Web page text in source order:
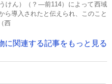
けん）（？―前114）によって西域
ら導入されたと伝えられ、このこと
西
に関連する記事をもっと見る